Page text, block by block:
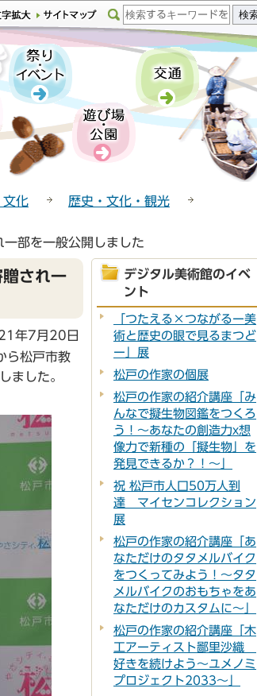
文化
歴史・文化・観光
部を一般公開しました
され一
年7月20日
ら松戸市教
ました。
デジタル美術館のイベ
ント
「つたえる×つながるー美
術と歴史の眼で見るまつど
ー」展
松戸の作家の個展
松戸の作家の紹介講座「み
んなで擬生物図鑑をつくろ
う！～あなたの創造力x想
像力で新種の「擬生物」を
発見できるか？！～」
祝 松戸市人口50万人到
達 マイセンコレクション
展
松戸の作家の紹介講座「あ
なただけのタタメルバイク
をつくってみよう！～タタ
メルバイクのおもちゃをあ
なただけのカスタムに～」
松戸の作家の紹介講座「木
工アーティスト鄙里沙織
好きを続けよう～ユメノミ
プロジェクト2033～」